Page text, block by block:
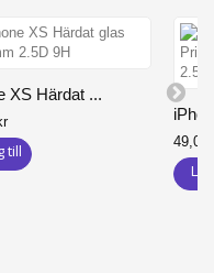
XS Härdat ...
till 49,00